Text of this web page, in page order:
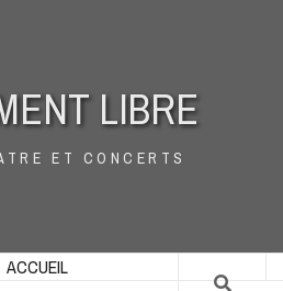
LIBRE
ET CONCERTS
ACCUEIL